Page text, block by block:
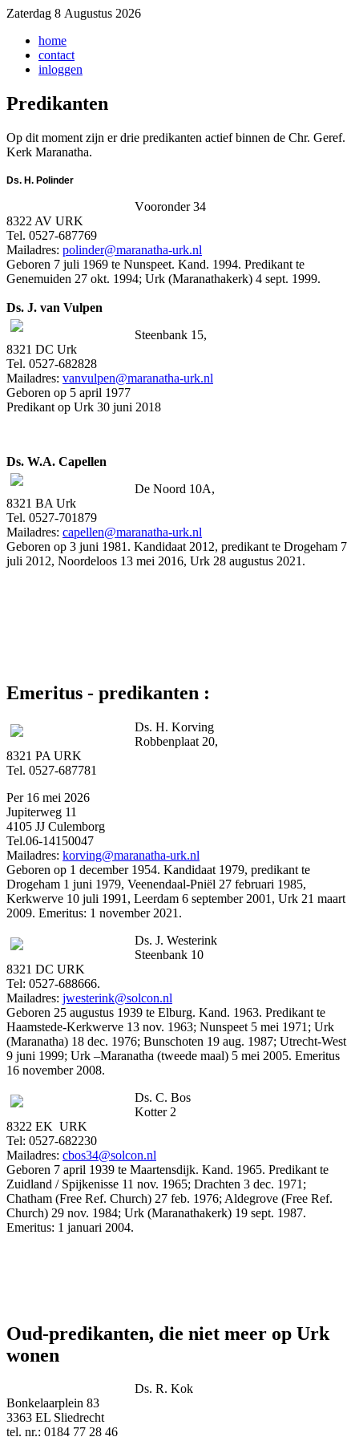
Zaterdag 8 Augustus 2026
home
contact
inloggen
Predikanten
Op dit moment zijn er drie predikanten actief binnen de Chr. Geref.
Kerk Maranatha.
Ds. H. Polinder
Vooronder 34
8322 AV URK
Tel. 0527-687769
Mailadres: polinder@maranatha-urk.nl
Geboren 7 juli 1969 te Nunspeet. Kand. 1994. Predikant te
Genemuiden 27 okt. 1994; Urk (Maranathakerk) 4 sept. 1999.
Ds. J. van Vulpen
Steenbank 15,
8321 DC Urk
Tel. 0527-682828
Mailadres: vanvulpen@maranatha-urk.nl
Geboren op 5 april 1977
Predikant op Urk 30 juni 2018
Ds. W.A. Capellen
De Noord 10A,
8321 BA Urk
Tel. 0527-701879
Mailadres: capellen@maranatha-urk.nl
Geboren op 3 juni 1981. Kandidaat 2012, predikant te Drogeham 7
juli 2012, Noordeloos 13 mei 2016, Urk 28 augustus 2021.
Emeritus - predikanten :
Ds. H. Korving
Robbenplaat 20,
8321 PA URK
Tel. 0527-687781
Per 16 mei 2026
Jupiterweg 11
4105 JJ Culemborg
Tel.06-14150047
Mailadres: korving@maranatha-urk.nl
Geboren op 1 december 1954. Kandidaat 1979, predikant te
Drogeham 1 juni 1979, Veenendaal-Pniël 27 februari 1985,
Kerkwerve 10 juli 1991, Leerdam 6 september 2001, Urk 21 maart
2009. Emeritus: 1 november 2021.
Ds. J. Westerink
Steenbank 10
8321 DC URK
Tel: 0527-688666.
Mailadres: jwesterink@solcon.nl
Geboren 25 augustus 1939 te Elburg. Kand. 1963. Predikant te
Haamstede-Kerkwerve 13 nov. 1963; Nunspeet 5 mei 1971; Urk
(Maranatha) 18 dec. 1976; Bunschoten 19 aug. 1987; Utrecht-West
9 juni 1999; Urk –Maranatha (tweede maal) 5 mei 2005. Emeritus
16 november 2008.
Ds. C. Bos
Kotter 2
8322 EK URK
Tel: 0527-682230
Mailadres: cbos34@solcon.nl
Geboren 7 april 1939 te Maartensdijk. Kand. 1965. Predikant te
Zuidland / Spijkenisse 11 nov. 1965; Drachten 3 dec. 1971;
Chatham (Free Ref. Church) 27 feb. 1976; Aldegrove (Free Ref.
Church) 29 nov. 1984; Urk (Maranathakerk) 19 sept. 1987.
Emeritus: 1 januari 2004.
Oud-predikanten, die niet meer op Urk
wonen
Ds. R. Kok
Bonkelaarplein 83
3363 EL Sliedrecht
tel. nr.: 0184 77 28 46